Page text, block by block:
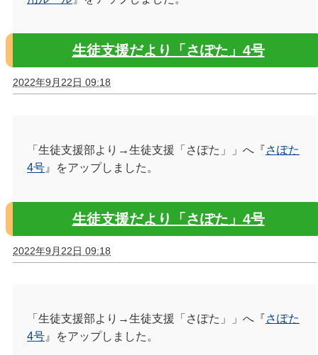
生徒支援だより「さぽた」4号
2022年9月22日 09:18
「生徒支援部より→生徒支援「さぽた」」へ『さぽた
4号 』をアップしました。
生徒支援だより「さぽた」4号
2022年9月22日 09:18
「生徒支援部より→生徒支援「さぽた」」へ『さぽた
4号 』をアップしました。